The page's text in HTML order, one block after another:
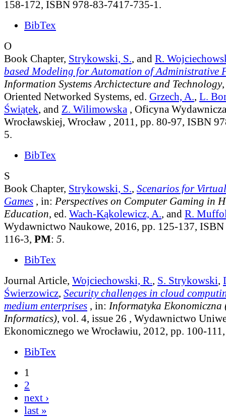
158-172, ISBN 978-83-7417-735-1.
BibTex
O
Book Chapter, Strykowski, S., and R.
based Modeling for Automation of Administrative
Information Systems Archictecture and Technology
Oriented Networked Systems, ed. Grzech, A., L.
Świątek, and Z. Wilimowska , Oficyna
Wrocławskiej, Wrocław , 2011, pp. 80-97, ISBN
5.
BibTex
S
Book Chapter, Strykowski, S., Scenarios for
Games , in: Perspectives on Computer Gaming in
Education, ed. Wach-Kąkolewicz, A., and R.
Wydawnictwo Naukowe, 2016, pp. 125-137,
116-3, PM: 5.
BibTex
Journal Article, Wojciechowski, R., S. Strykowski,
Świerzowicz, Security challenges in cloud
medium enterprises , in: Informatyka Ekonomiczna
Informatics), vol. 4, issue 26 , Wydawnictwo
Ekonomicznego we Wrocławiu, 2012, pp. 100-
BibTex
1
2
next ›
last »